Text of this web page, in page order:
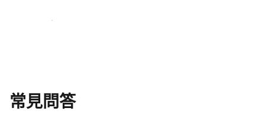
加入同業的行列
常見問答